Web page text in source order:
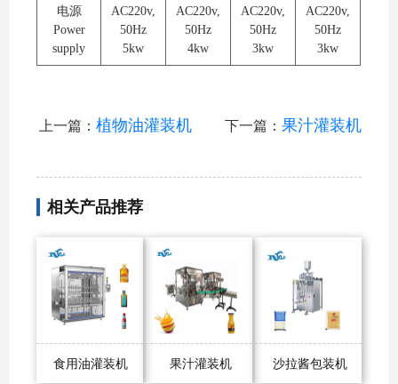
电源
Power
supply
AC220v,
50Hz
5kw
AC220v,
50Hz
4kw
AC220v,
50Hz
3kw
AC220v,
50Hz
3kw
上一篇：植物油灌装机 下一篇： 果汁灌装机
相关产品推荐
食用油灌装机 果汁灌装机 沙拉酱包装机